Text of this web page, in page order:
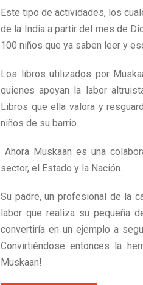
Este tipo de actividades, los
de la India a partir del mes de
100 niños que ya saben leer y
Los libros utilizados por
quienes apoyan la labor
Libros que ella valora y
niños de su barrio.
Ahora Muskaan es una
sector, el Estado y la Nación.
Su padre, un profesional de la
labor que realiza su pequeña
convertiría en un ejemplo a
Convirtiéndose entonces la
Muskaan!